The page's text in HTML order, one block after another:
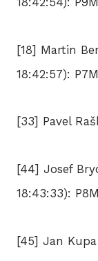
[18] Martin
18:42:57):
[33] Pavel
[44] Josef
18:43:33):
[45] Jan Kupa